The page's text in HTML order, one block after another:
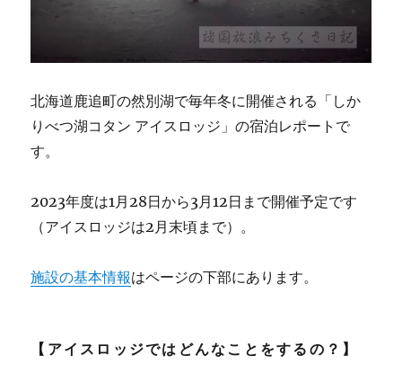
北海道鹿追町の然別湖で毎年冬に開催される「しか
りべつ湖コタン アイスロッジ」の宿泊レポートで
す。
2023年度は1月28日から3月12日まで開催予定です
（アイスロッジは2月末頃まで）。
施設の基本情報はページの下部にあります。
【アイスロッジではどんなことをするの？】